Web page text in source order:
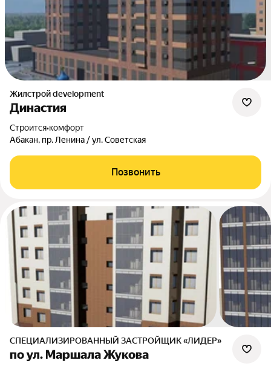
Жилстрой development
Династия
Строится•комфорт
Абакан, пр. Ленина / ул. Советская
Позвонить
СПЕЦИАЛИЗИРОВАННЫЙ ЗАСТРОЙЩИК «ЛИДЕР»
по ул. Маршала Жукова